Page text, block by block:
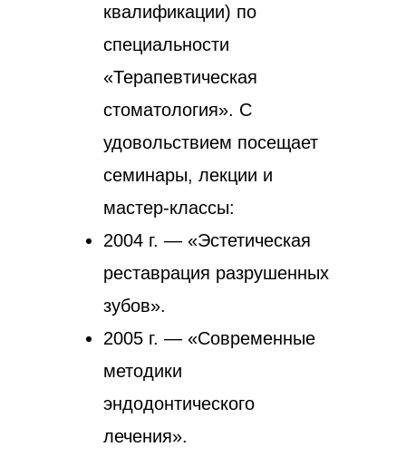
квалификации) по
специальности
«Терапевтическая
стоматология». С
удовольствием посещает
семинары, лекции и
мастер-классы:
2004 г. — «Эстетическая
реставрация разрушенных
зубов».
2005 г. — «Современные
методики
эндодонтического
лечения».